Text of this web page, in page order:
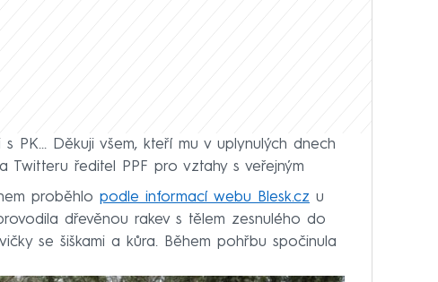
PK… Děkuji všem, kteří mu v uplynulých dnech
Twitteru ředitel PPF pro vztahy s veřejným
proběhlo podle informací webu Blesk.cz u
dřevěnou rakev s tělem zesnulého do
se šiškami a kůra. Během pohřbu spočinula